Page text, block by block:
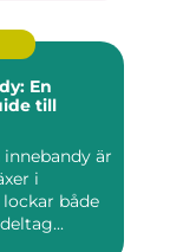
En
till
i
både